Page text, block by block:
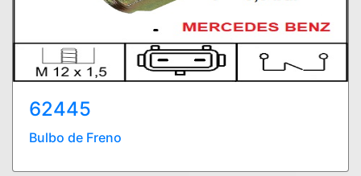
62445
Bulbo de Freno